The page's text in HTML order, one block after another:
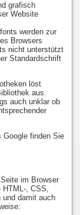
grafisch
Website
werden zur
Browsers
nicht unterstützt
Standardschrift
löst
aus.
auch unklar ob
Google finden Sie
im Browser
HTML-, CSS,
und damit auch